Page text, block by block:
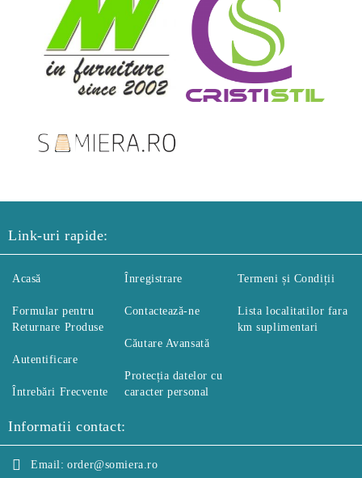
Link-uri rapide:
Acasă
Formular pentru
Returnare Produse
Autentificare
Întrebări Frecvente
Înregistrare
Contactează-ne
Căutare Avansată
Protecția datelor cu
caracter personal
Termeni și Condiții
Lista localitatilor fara
km suplimentari
Informatii contact:
Email: order@somiera.ro